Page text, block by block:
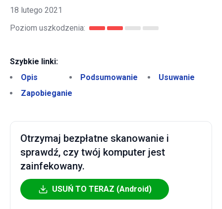
18 lutego 2021
Poziom uszkodzenia:
Szybkie linki:
Opis
Podsumowanie
Usuwanie
Zapobieganie
Otrzymaj bezpłatne skanowanie i
sprawdź, czy twój komputer jest
zainfekowany.
USUŃ TO TERAZ (Android)